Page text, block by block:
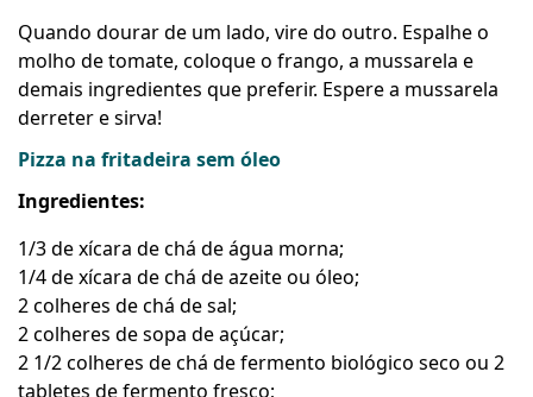
Quando dourar de um lado, vire do outro. Espalhe o
molho de tomate, coloque o frango, a mussarela e
demais ingredientes que preferir. Espere a mussarela
derreter e sirva!
Pizza na fritadeira sem óleo
Ingredientes:
1/3 de xícara de chá de água morna;
1/4 de xícara de chá de azeite ou óleo;
2 colheres de chá de sal;
2 colheres de sopa de açúcar;
2 1/2 colheres de chá de fermento biológico seco ou 2
tabletes de fermento fresco;